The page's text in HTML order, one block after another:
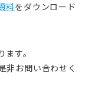
料をダウンロード
す。
非お問い合わせく